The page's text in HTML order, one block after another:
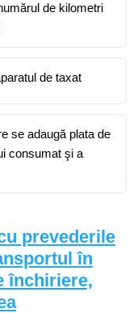
de kilometri
de taxat
se adaugă plata de
consumat şi a
prevederile
în
închiriere,